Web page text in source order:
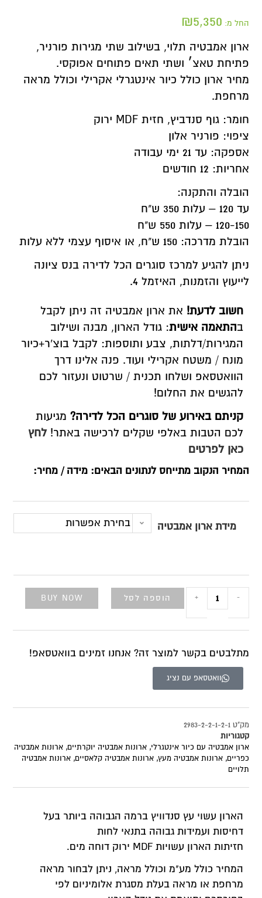
החל מ: ₪5,350
ארון אמבטיה תלוי, בשילוב שתי מגירות פורניר,
פתיחת טאצ׳ ושתי תאים פתוחים אפוקסי.
מחיר ארון כולל כיור אינטגרלי אקרילי וכולל מראה
מרחפת.
חומר: גוף סנדביץ, חזית MDF ירוק
ציפוי: פורניר אלון
אספקה: עד 21 ימי עבודה
אחריות: 12 חודשים
הובלה והתקנה:
עד 120 – עלות 350 ש"ח
120-150 – עלות 550 ש"ח
הובלת מדרכה: 150 ש"ח, או איסוף עצמי ללא עלות
ניתן להגיע למרכז סוגרים הכל לדירה בנס ציונה
לייעוץ והזמנות, האיזמל 4.
חשוב לדעת! את ארון אמבטיה זה ניתן לקבל
בהתאמה אישית: גודל הארון, מבנה ושילוב
המגירות/דלתות, צבע ותוספות: לקבל בוצ'ר+כיור
מונח / משטח אקרילי ועוד. פנה אלינו דרך
הוואטסאפ ושלחו תכנית / שרטוט ונעזור לכם
להגשים את החלום!
קניתם באירוע של סוגרים הכל לדירה? מגיעות
לכם הטבות באלפי שקלים לרכישה באתר!לחץ
כאן לפרטים
המחיר הנקוב מתייחס לנתונים הבאים: מידה / מחיר:
מידת ארון אמבטיה בחירת אפשרות
-
+ הוספה לסל BUY NOW
מתלבטים בקשר למוצר זה? אנחנו זמינים בוואטסאפ!
וואטסאפ עם נציג
מק"ט2983-2-2-1-2-1
קטגוריות
ארון אמבטיה עם כיור אינטגרלי,ארונות אמבטיה יוקרתיים,ארונות אמבטיה
כפריים,ארונות אמבטיה מעץ,ארונות אמבטיה קלאסיים,ארונות אמבטיה
תלויים
הארון עשוי עץ סנדוויץ ברמה הגבוהה ביותר בעל
דחיסות ועמידות גבוהה בתנאי לחות
חזיתות הארון עשויות MDF ירוק דוחה מים.
המחיר כולל מע"מ וכולל מראה, ניתן לבחור מראה
מרחפת או מראה בעלת מסגרת אלומיניום לפי